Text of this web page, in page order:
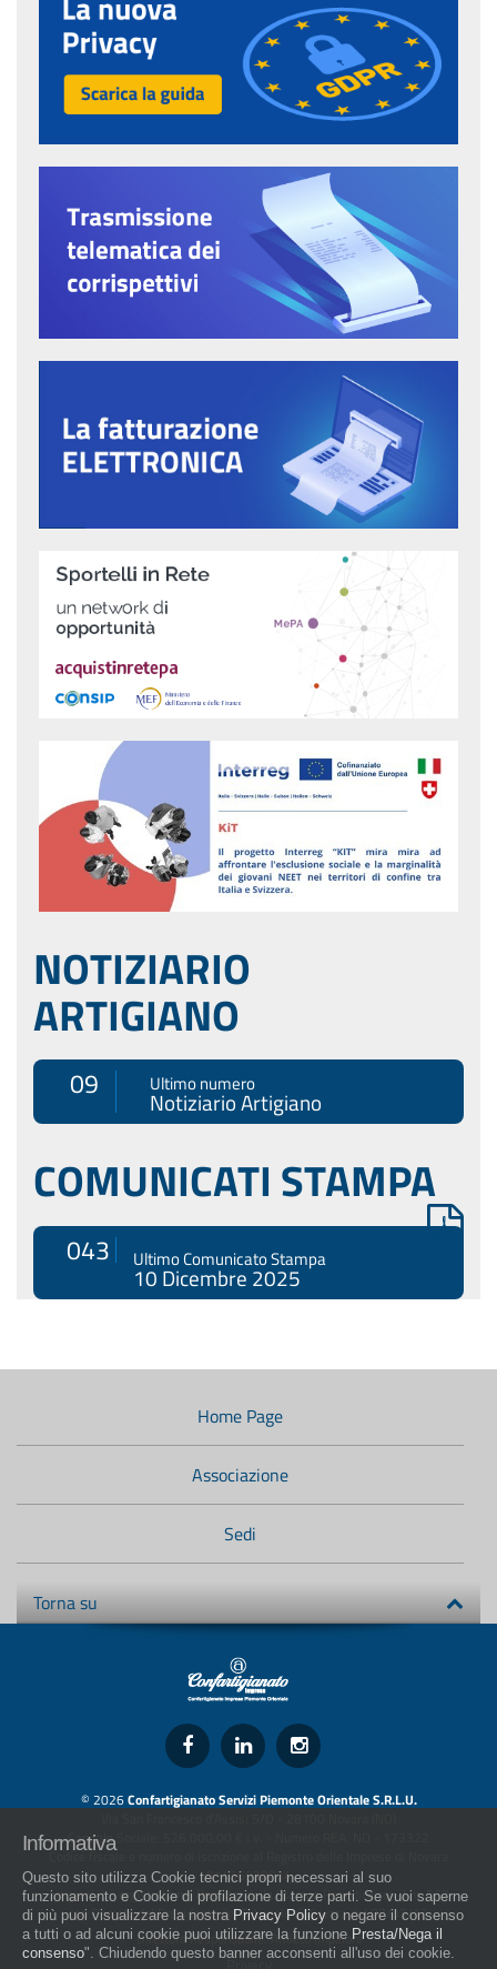
NOTIZIARIO
ARTIGIANO
09 Ultimo numero
Notiziario Artigiano
COMUNICATI STAMPA
043 Ultimo Comunicato Stampa
10 Dicembre 2025
Home Page
Associazione
Sedi
Torna su
© 2026Confartigianato Servizi Piemonte Orientale S.R.L.U.
Capitale Sociale: 526.000,00 € i.v. - Numero REA: NO - 173322
Codice fiscale e numero di iscrizione al Registro delle Imprese di Novara
01436930034
artigiani.it è registrato nel Registro della Stampa Periodica con il nr. 562
con Decreto del Presidente del Tribunale di Novara del 07/03/13
Direttore Responsabile: Amleto Impaloni
Informativa
Questo sito utilizza Cookie tecnici propri necessari al suo
funzionamento e Cookie di profilazione di terze parti. Se vuoi saperne
di più puoi visualizzare la nostra Privacy Policy o negare il consenso
a tutti o ad alcuni cookie puoi utilizzare la funzione Presta/Nega il
consenso". Chiudendo questo banner acconsenti all'uso dei cookie.